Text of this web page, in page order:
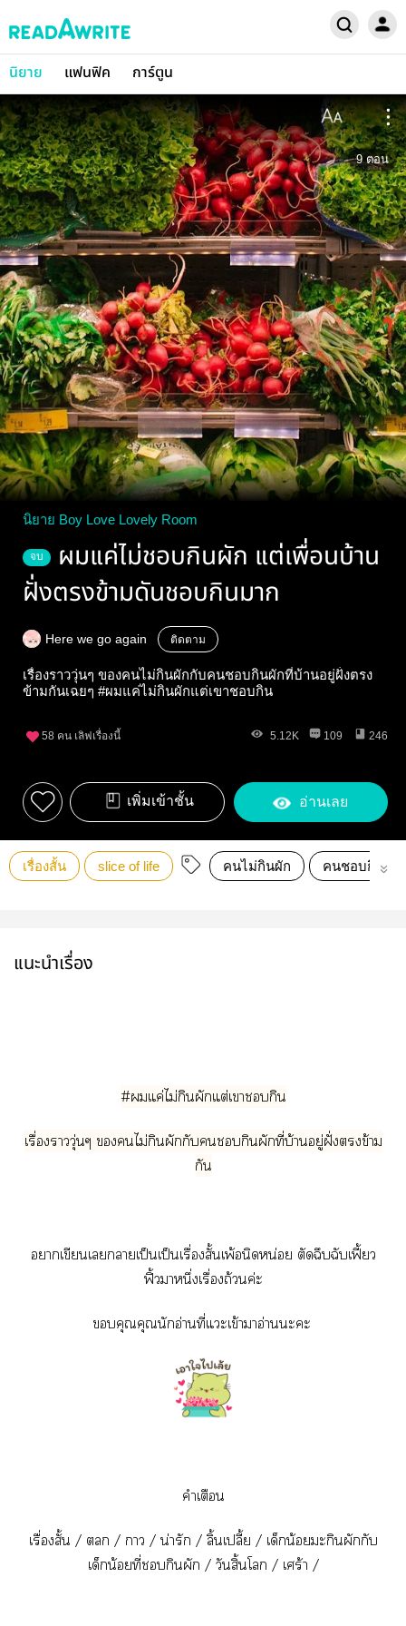
นิยาย แฟนฟิค การ์ตูน
9 ตอน
นิยาย Boy Love Lovely Room
จบ
ผมแค่ไม่ชอบกินผัก แต่เพื่อนบ้าน
ฝั่งตรงข้ามดันชอบกินมาก
Here we go again ติดตาม
เรื่องราววุ่นๆ ของคนไม่กินผักกับคนชอบกินผักที่บ้านอยู่ฝั่งตรง
ข้ามกันเฉยๆ #ผมแค่ไม่กินผักแต่เขาชอบกิน
58 คน เลิฟเรื่องนี้ 5.12K 109 246
เพิ่มเข้าชั้น อ่านเลย
เรื่องสั้น slice of life คนไม่กินผัก คนชอบกินผัก
แนะนำเรื่อง
#แค่ไม่กินผักแต่เากิน
เรื่องาวุ่นๆ ไม่กินผักกับกินผักที่บ้านอยู่ฝั่งข้าม
กัน
าเขียนเาเป็นเป็นเรื่องสั้นเพ้อนิดหน่อย ตัดฉึบฉับเฟี้ยว
ฟิ้วาหนึ่งเรื่องถ้วนค่ะ
คุณคุณนักอ่านที่แะเข้าาอ่านะะ
คำเตือน
เรื่องสั้น /  / า / น่ารัก / ลิ้นเปลี้ย / เด็กน้อยะกินผักกับ
เด็กน้อยที่กินผัก / วันสิ้นโ / เศร้า /